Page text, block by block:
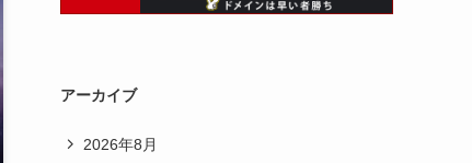
アーカイブ
2026年8月